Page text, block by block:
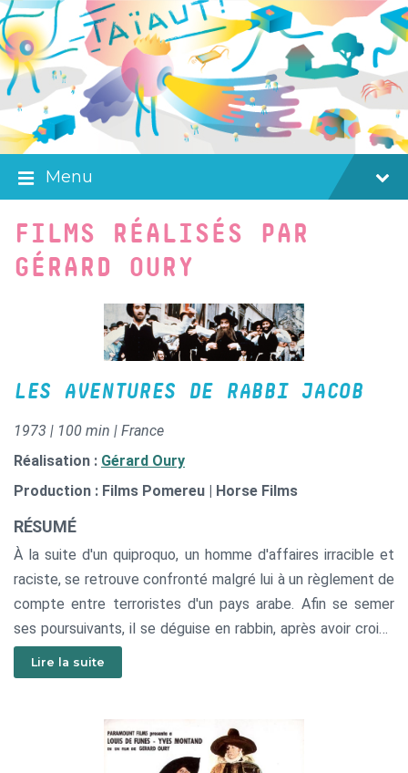
Skip
to
content
Skip
to
main
navigation
Skip
to
footer
Menu
FILMS RÉALISÉS PAR
GÉRARD OURY
LES AVENTURES DE RABBI JACOB
1973 | 100 min | France
Réalisation : Gérard Oury
Production : Films Pomereu | Horse Films
RÉSUMÉ
À la suite d'un quiproquo, un homme d'affaires irracible et
raciste, se retrouve confronté malgré lui à un règlement de
compte entre terroristes d'un pays arabe. Afin se semer
ses poursuivants, il se déguise en rabbin, après avoir croisé
à Orly des religieux juifs en provenance de New-York.
Lire la suite